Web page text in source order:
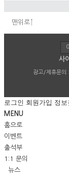
맨위로↑
사
광고/제휴문의 :
로그인 회원가입 정보
MENU
홈으로
이벤트
출석부
1:1 문의
뉴스